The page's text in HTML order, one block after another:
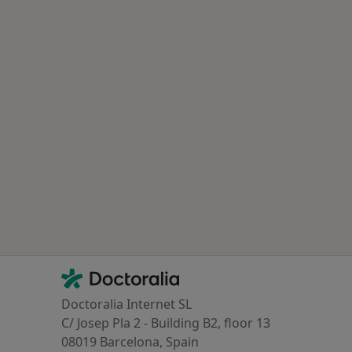
Contacto
Doctoralia - Página de inicio
Doctoralia Internet SL
C/ Josep Pla 2 - Building B2, floor 13
08019 Barcelona, Spain